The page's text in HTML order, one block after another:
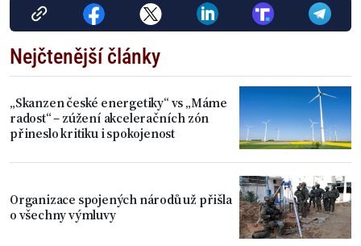
Nejčtenější články
„Skanzen české energetiky“ vs „Máme
radost“ – zúžení akceleračních zón
přineslo kritiku i spokojenost
Organizace spojených národů už přišla
o všechny výmluvy